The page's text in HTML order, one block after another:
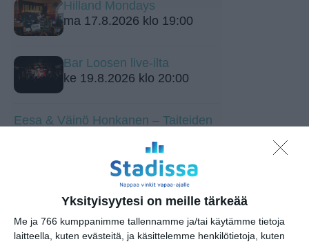
Yksityisyytesi on meille tärkeää
Me ja 766 kumppanimme tallennamme ja/tai käytämme tietoja
laitteella, kuten evästeitä, ja käsittelemme henkilötietoja, kuten
Hilland Mondays
ma 17.8.2026 klo 19:00
Bar Loosen live-ilta
ke 19.8.2026 klo 20:00
Eesa & Väinö Honkanen – Taiteiden
to 20.8.2026 klo 21:00